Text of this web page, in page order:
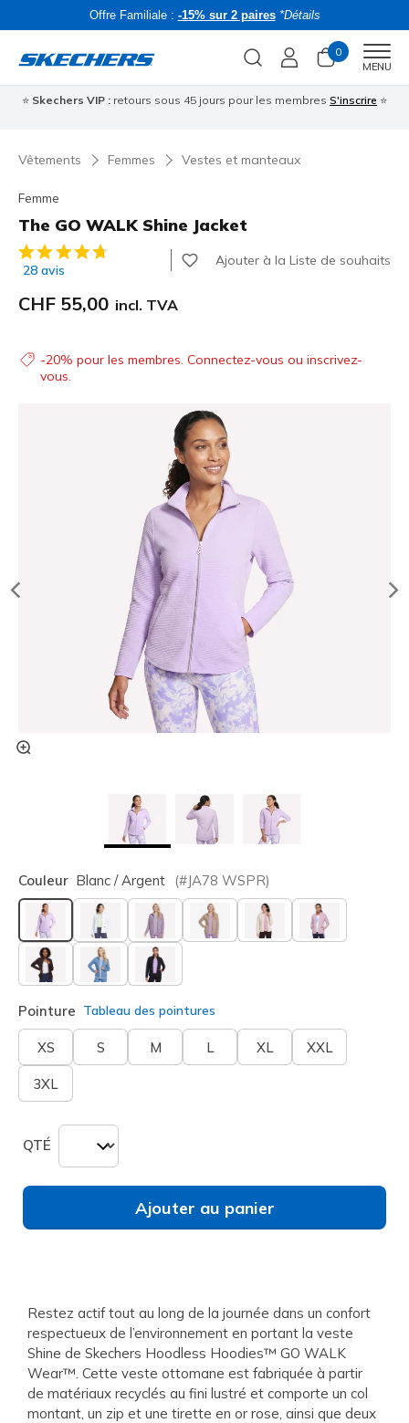
Offre Familiale : -15% sur 2 paires *Détails
0
MENU
⭐ Skechers VIP : retours sous 45 jours pour les membres S'inscrire ⭐
Vêtements Femmes Vestes et manteaux
Femme
The GO WALK Shine Jacket
Évaluation client 4.1 sur 5
28 avis
Ajouter à la Liste de souhaits
CHF 55,00 incl. TVA
-20% pour les membres. Connectez-vous ou inscrivez-
vous.
Couleur Blanc / Argent (#JA78 WSPR)
sélectionné
Pointure Tableau des pointures
XS S M L XL XXL
3XL
QTÉ
Ajouter au panier
Restez actif tout au long de la journée dans un confort
respectueux de l’environnement en portant la veste
Shine de Skechers Hoodless Hoodies™ GO WALK
Wear™. Cette veste ottomane est fabriquée à partir
de matériaux recyclés au fini lustré et comporte un col
montant, un zip et une tirette en or rose, ainsi que deux